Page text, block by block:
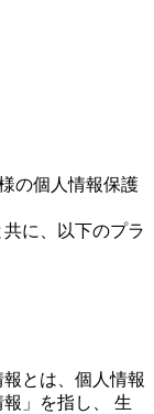
の個人情報保護
に、以下のプラ
とは、個人情報
」を指し、 生